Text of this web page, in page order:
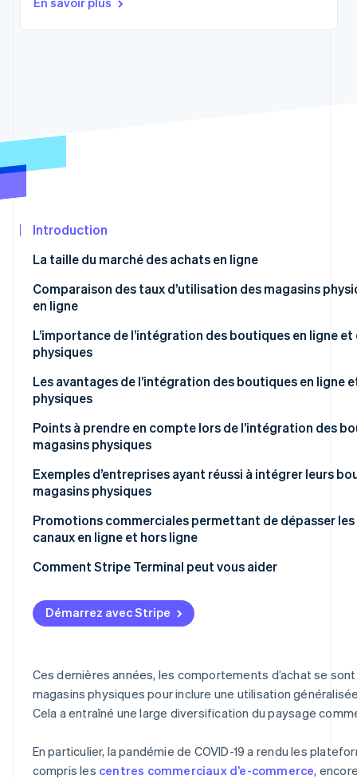
Découvrez les prochaines évolutions
Radar
Vérification de l'identité
Stripe Sessions 2026
Regarder la vidéo
Commerce en ligne
Introduction
La taille du marché des achats en ligne
Comparaison des taux d’utilisation des magasins
en ligne
Alimentation
Produits de première nécessité
Vêtements
Appareils électroménagers
L’importance de l’intégration des boutiques en ligne et
physiques
Les avantages de l’intégration des boutiques en ligne
physiques
Avantages pour les clients
Avantages pour les entreprises
Points à prendre en compte lors de l’intégration des
magasins physiques
L’intégration des systèmes nécessite une exécution
du processus
Tenir compte de l’équilibre entre la boutique en ligne et
L’amélioration du taux d’utilisation d’une boutique en
efforts
Exemples d’entreprises ayant réussi à intégrer leurs
magasins physiques
UNIQLO
Promotions commerciales permettant de dépasser
canaux en ligne et hors ligne
Comment Stripe Terminal peut vous aider
Démarrez avec Stripe
Ces dernières années, les comportements d’achat se
magasins physiques pour inclure une utilisation
Cela a entraîné une large diversification du paysage
En particulier, la pandémie de COVID-19 a rendu les
compris les centres commerciaux d’e-commerce,